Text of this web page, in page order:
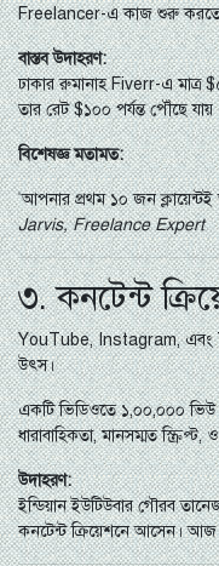
Freelancer-এ কাজ শুরু করতে
বাস্তব উদাহরণ:
ঢাকার রুমানাহ Fiverr-এ
তার রেট $১০০ পর্যন্ত পৌঁছে
বিশেষজ্ঞ মতামত:
“আপনার প্রথম ১০ জন
Jarvis, Freelance Expert
৩. কনটেন্ট
YouTube, Instagram, এবং
উৎস।
একটি ভিডিওতে ১,০০,০০০
ধারাবাহিকতা, মানসম্মত
উদাহরণ:
ইন্ডিয়ান ইউটিউবার গৌরব
কনটেন্ট ক্রিয়েশনে আসেন। আজ